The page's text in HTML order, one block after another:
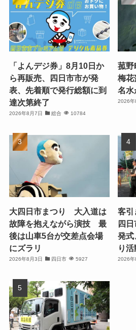
「よんデジ券」8月10日か
ら再販売、四日市市が発
表、先着順で発行総額に到
達次第終了
2026年8月7日 総合 10784
菰野
梅
名
2026年
大四日市まつり 大入道は
故障を抱えながら演技 最
後は山車5台が交差点会場
にズラリ
2026年8月3日 四日市 5927
客引
四
発式
り
2026年